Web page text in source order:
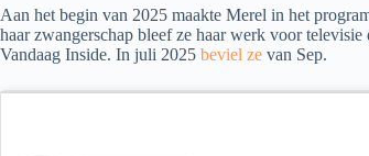
Aan het begin van 2025 maakte Merel in het
haar zwangerschap bleef ze haar werk voor
Vandaag Inside. In juli 2025 beviel ze van Sep.